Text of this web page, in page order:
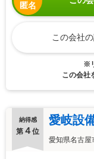
匿名
この会社
※
この会社
納得感
第 ４ 位
愛岐設
愛知県名古屋